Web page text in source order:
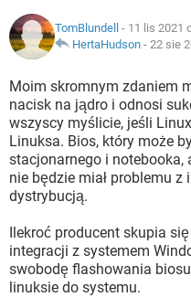
WINDOWS 10
IOS
INSTAGRAM
WINDOWS 10
GRY
INSTAGRAM
WINDOWS 10
ARTYKUŁY
COVID-19
GRY
SPOTIFY
INSTAGRAM
WINDOWS 10
TomBlundell - 11 lis 2021
HertaHudson - 22 sie
Moim skromnym zdaniem
nacisk na jądro i odnosi
wszyscy myślicie, jeśli
Linuksa. Bios, który może
stacjonarnego i notebooka,
nie będzie miał problemu
dystrybucją.
Ilekroć producent skupia
integracji z systemem
swobodę flashowania
linuksie do systemu.